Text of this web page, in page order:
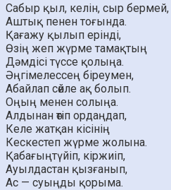
Сабыр қыл, келін, сыр бермей,
Аштық пенен тоғында.
Қағажу қылып ерінді,
Өзің жеп жүрме тамақтың
Дәмдісі түссе қолыңа.
Әңгімелессең біреумен,
Абайлап сөйле ақ болып.
Оңың менен солыңа.
Алдынан өтіп ордаңдап,
Келе жатқан кісінің
Кескестеп жүрме жолына.
Қабағыңтүйіп, кіржиіп,
Ауылдастан қызғанып,
Ас — суыңды қорыма.